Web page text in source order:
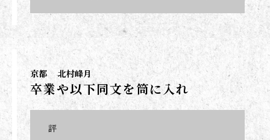
京都 北村峰月
卒業や以下同文を筒に入れ
評